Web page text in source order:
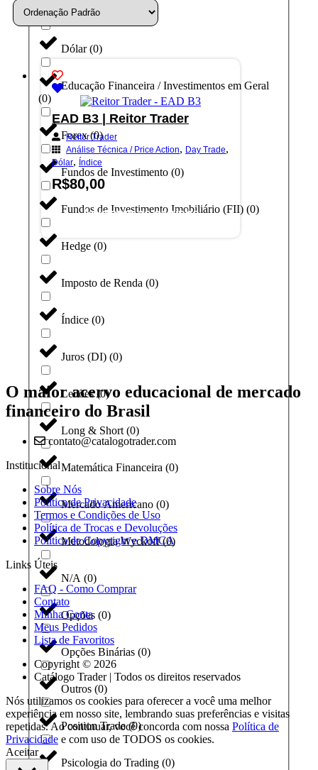
Day Trade
Dólar(0)
Educação Financeira / Investimentos em Geral
(0)
Forex(0)
Fundos de Investimento (0)
Fundos de Investimento Imobiliário (FII) (0)
Hedge (0)
Imposto de Renda (0)
Índice (0)
Juros (DI) (0)
Leilões(0)
Long & Short(0)
Matemática Financeira (0)
Mercado Americano (0)
Metodologia Wyckoff(0)
N/A (0)
Opções (0)
Opções Binárias (0)
Outros (0)
Position Trade(0)
Psicologia do Trading (0)
EAD B3 | Reitor Trader
Reitor Trader
Análise Técnica / Price Action, Day Trade,
Dólar, Índice
R$80,00
Adicionar ao carrinho
O maior acervo educacional de mercado
financeiro do Brasil
contato@catalogotrader.com
Institucional
Sobre Nós
Política de Privacidade
Termos e Condições de Uso
Política de Trocas e Devoluções
Política de Copyright e DMCA
Links Úteis
FAQ - Como Comprar
Contato
Minha Conta
Meus Pedidos
Lista de Favoritos
Copyright © 2026
Catálogo Trader | Todos os direitos reservados
Nós utilizamos os cookies para oferecer a você uma melhor
experiência em nosso site, lembrando suas preferências e visitas
repetidas. Ao continuar, você concorda com nossa Política de
Privacidade e com uso de TODOS os cookies.
Aceitar